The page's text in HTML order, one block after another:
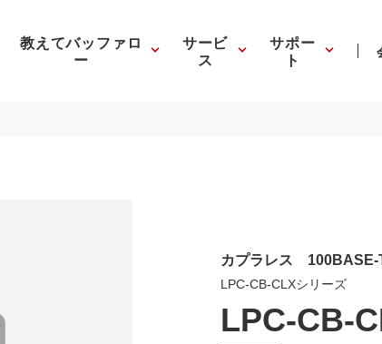
教えてバッファロ
ー
サービ
ス
サポー
ト
カプラレス 100BASE-
LPC-CB-CLXシリーズ
LPC-CB-